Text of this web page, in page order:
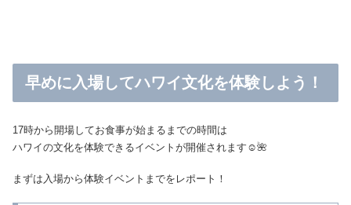
早めに入場してハワイ文化を体験しよう！
17時から開場してお食事が始まるまでの時間は
ハワイの文化を体験できるイベントが開催されます☺️🌺
まずは入場から体験イベントまでをレポート！